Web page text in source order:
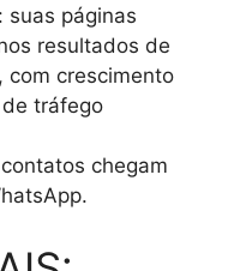
suas páginas
resultados de
com crescimento
tráfego
chegam